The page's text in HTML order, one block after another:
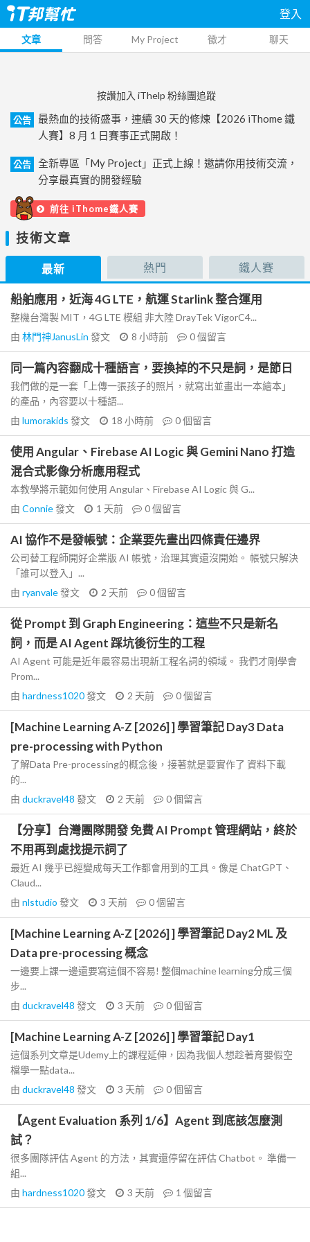
登入
文章 問答 My Project 徵才 聊天
按讚加入 iThelp 粉絲團追蹤
公告
最熱血的技術盛事，連續 30 天的修煉【2026 iThome 鐵
人賽】8 月 1 日賽事正式開啟！
公告
全新專區「My Project」正式上線！邀請你用技術交流，
分享最真實的開發經驗
前往 iThome鐵人賽
技術文章
最新 熱門 鐵人賽
船舶應用，近海 4G LTE，航運 Starlink 整合運用
整機台灣製 MIT，4G LTE 模組 非大陸 DrayTek VigorC4...
由 林門神JanusLin 發文 8 小時前 0個留言
同一篇內容翻成十種語言，要換掉的不只是詞，是節日
我們做的是一套「上傳一張孩子的照片，就寫出並畫出一本繪本」
的產品，內容要以十種語...
由 lumorakids 發文 18 小時前 0個留言
使用 Angular、Firebase AI Logic 與 Gemini Nano 打造
混合式影像分析應用程式
本教學將示範如何使用 Angular、Firebase AI Logic 與 G...
由 Connie發文 1 天前 0個留言
AI 協作不是發帳號：企業要先畫出四條責任邊界
公司替工程師開好企業版 AI 帳號，治理其實還沒開始。 帳號只解決
「誰可以登入」...
由 ryanvale發文 2 天前 0個留言
從 Prompt 到 Graph Engineering：這些不只是新名
詞，而是 AI Agent 踩坑後衍生的工程
AI Agent 可能是近年最容易出現新工程名詞的領域。 我們才剛學會
Prom...
由 hardness1020發文 2 天前 0個留言
[Machine Learning A-Z [2026] ] 學習筆記 Day3 Data
pre-processing with Python
了解Data Pre-processing的概念後，接著就是要實作了 資料下載
的...
由 duckravel48 發文 2 天前 0個留言
【分享】台灣團隊開發 免費 AI Prompt 管理網站，終於
不用再到處找提示詞了
最近 AI 幾乎已經變成每天工作都會用到的工具。像是 ChatGPT、
Claud...
由 nlstudio 發文 3 天前 0個留言
[Machine Learning A-Z [2026] ] 學習筆記 Day2 ML 及
Data pre-processing 概念
一邊要上課一邊還要寫這個不容易! 整個machine learning分成三個
步...
由 duckravel48 發文 3 天前 0個留言
[Machine Learning A-Z [2026] ] 學習筆記 Day1
這個系列文章是Udemy上的課程延伸，因為我個人想趁著育嬰假空
檔學一點data...
由 duckravel48 發文 3 天前 0個留言
【Agent Evaluation 系列 1/6】Agent 到底該怎麼測
試？
很多團隊評估 Agent 的方法，其實還停留在評估 Chatbot。 準備一
組...
由 hardness1020發文 3 天前 1 個留言